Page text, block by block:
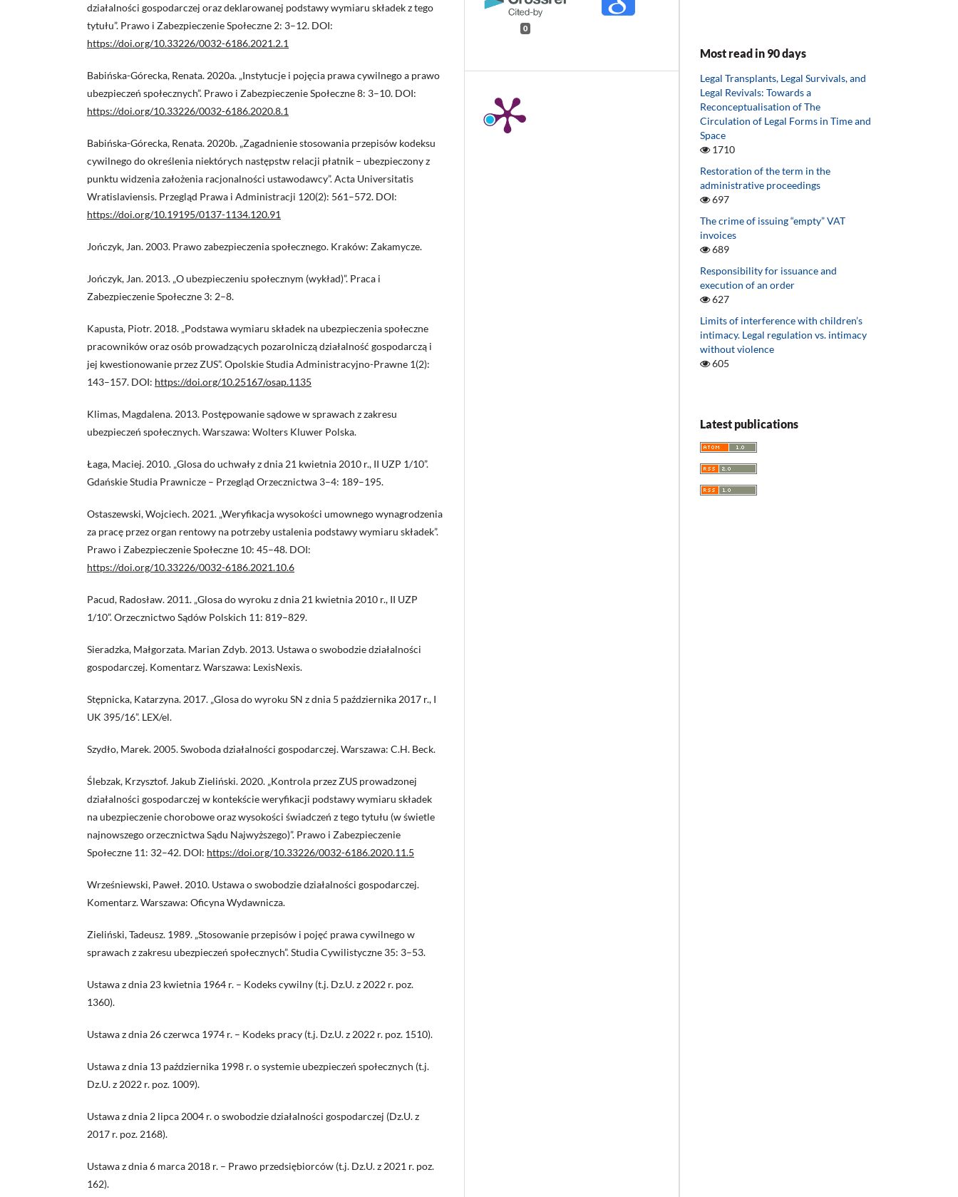
działalności gospodarczej oraz deklarowanej podstawy wymiaru składek z tego
tytułu”. Prawo i Zabezpieczenie Społeczne 2: 3–12. DOI:
https://doi.org/10.33226/0032-6186.2021.2.1
Babińska-Górecka, Renata. 2020a. „Instytucje i pojęcia prawa cywilnego a prawo
ubezpieczeń społecznych”. Prawo i Zabezpieczenie Społeczne 8: 3–10. DOI:
https://doi.org/10.33226/0032-6186.2020.8.1
Babińska-Górecka, Renata. 2020b. „Zagadnienie stosowania przepisów kodeksu
cywilnego do określenia niektórych następstw relacji płatnik – ubezpieczony z
punktu widzenia założenia racjonalności ustawodawcy”. Acta Universitatis
Wratislaviensis. Przegląd Prawa i Administracji 120(2): 561–572. DOI:
https://doi.org/10.19195/0137-1134.120.91
Jończyk, Jan. 2003. Prawo zabezpieczenia społecznego. Kraków: Zakamycze.
Jończyk, Jan. 2013. „O ubezpieczeniu społecznym (wykład)”. Praca i
Zabezpieczenie Społeczne 3: 2–8.
Kapusta, Piotr. 2018. „Podstawa wymiaru składek na ubezpieczenia społeczne
pracowników oraz osób prowadzących pozarolniczą działalność gospodarczą i
jej kwestionowanie przez ZUS”. Opolskie Studia Administracyjno-Prawne 1(2):
143–157. DOI: https://doi.org/10.25167/osap.1135
Klimas, Magdalena. 2013. Postępowanie sądowe w sprawach z zakresu
ubezpieczeń społecznych. Warszawa: Wolters Kluwer Polska.
Łaga, Maciej. 2010. „Glosa do uchwały z dnia 21 kwietnia 2010 r., II UZP 1/10”.
Gdańskie Studia Prawnicze – Przegląd Orzecznictwa 3–4: 189–195.
Ostaszewski, Wojciech. 2021. „Weryfikacja wysokości umownego wynagrodzenia
za pracę przez organ rentowy na potrzeby ustalenia podstawy wymiaru składek”.
Prawo i Zabezpieczenie Społeczne 10: 45–48. DOI:
https://doi.org/10.33226/0032-6186.2021.10.6
Pacud, Radosław. 2011. „Glosa do wyroku z dnia 21 kwietnia 2010 r., II UZP
1/10”. Orzecznictwo Sądów Polskich 11: 819–829.
Sieradzka, Małgorzata. Marian Zdyb. 2013. Ustawa o swobodzie działalności
gospodarczej. Komentarz. Warszawa: LexisNexis.
Stępnicka, Katarzyna. 2017. „Glosa do wyroku SN z dnia 5 października 2017 r., I
UK 395/16”. LEX/el.
Szydło, Marek. 2005. Swoboda działalności gospodarczej. Warszawa: C.H. Beck.
Ślebzak, Krzysztof. Jakub Zieliński. 2020. „Kontrola przez ZUS prowadzonej
działalności gospodarczej w kontekście weryfikacji podstawy wymiaru składek
na ubezpieczenie chorobowe oraz wysokości świadczeń z tego tytułu (w świetle
najnowszego orzecznictwa Sądu Najwyższego)”. Prawo i Zabezpieczenie
Społeczne 11: 32–42. DOI: https://doi.org/10.33226/0032-6186.2020.11.5
Wrześniewski, Paweł. 2010. Ustawa o swobodzie działalności gospodarczej.
Komentarz. Warszawa: Oficyna Wydawnicza.
Zieliński, Tadeusz. 1989. „Stosowanie przepisów i pojęć prawa cywilnego w
sprawach z zakresu ubezpieczeń społecznych”. Studia Cywilistyczne 35: 3–53.
Ustawa z dnia 23 kwietnia 1964 r. – Kodeks cywilny (t.j. Dz.U. z 2022 r. poz.
1360).
Ustawa z dnia 26 czerwca 1974 r. – Kodeks pracy (t.j. Dz.U. z 2022 r. poz. 1510).
Ustawa z dnia 13 października 1998 r. o systemie ubezpieczeń społecznych (t.j.
Dz.U. z 2022 r. poz. 1009).
Ustawa z dnia 2 lipca 2004 r. o swobodzie działalności gospodarczej (Dz.U. z
2017 r. poz. 2168).
Ustawa z dnia 6 marca 2018 r. – Prawo przedsiębiorców (t.j. Dz.U. z 2021 r. poz.
162).
0
Most read in 90 days
Legal Transplants, Legal Survivals, and
Legal Revivals: Towards a
Reconceptualisation of The
Circulation of Legal Forms in Time and
Space
1710
Restoration of the term in the
administrative proceedings
697
The crime of issuing “empty” VAT
invoices
689
Responsibility for issuance and
execution of an order
627
Limits of interference with children’s
intimacy. Legal regulation vs. intimacy
without violence
605
Latest publications